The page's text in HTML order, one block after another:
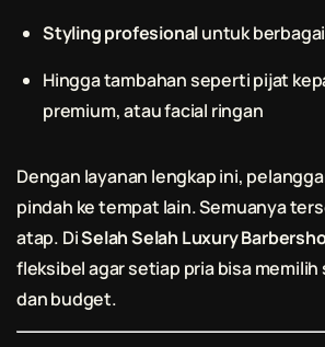
Styling profesionaluntuk
Hingga tambahan seperti pijat
premium, atau facial ringan
Dengan layanan lengkap ini,
pindah ke tempat lain. Semuanya
atap. DiSelah Selah Luxury
fleksibel agar setiap pria bisa
dan budget.